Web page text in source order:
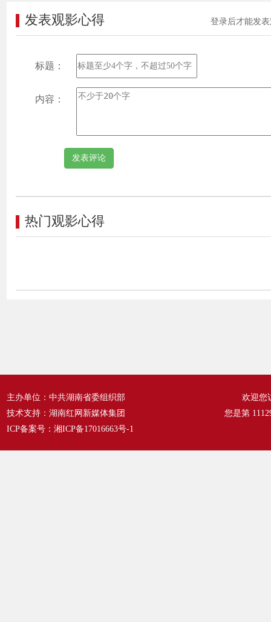
登录后才能发
发表观影心得
标题：
内容：
热门观影心得
主办单位：中共湖南省委组织部
技术支持：湖南红网新媒体集团
ICP备案号： 湘ICP备17016663号-1
欢迎您
您是第